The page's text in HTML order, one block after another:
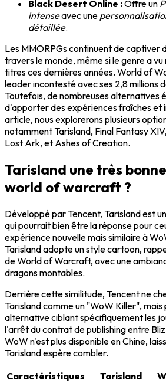
Black Desert Online :Offre un
intenseavec une
détaillée.
Les MMORPGs continuent de captiver
travers le monde, même si le genre a
titres ces dernières années. World of
leader incontesté avec ses 2,8 millions
Toutefois, de nombreuses alternatives
d'apporter des expériences fraîches et
article, nous explorerons plusieurs
notammentTarisland, Final Fantasy
Lost Ark, et Ashes of Creation.
Tarisland une très
world of warcraft ?
Développé par Tencent, Tarislandest
qui pourrait bien être la réponse pour
expérience nouvelle mais similaire à
Tarislandadopte un style cartoon,
deWorld of Warcraft, avec une
dragons montables.
Derrière cette similitude, Tencent ne
Tarislandcomme un "WoW Killer",
alternative ciblant spécifiquement les
l'arrêt du contrat de publishing entre
WoW n'est plus disponible en Chine,
Tarislandespère combler.
Caractéristiques
Tarisland